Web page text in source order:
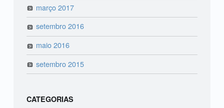
março 2017
setembro 2016
maio 2016
setembro 2015
CATEGORIAS